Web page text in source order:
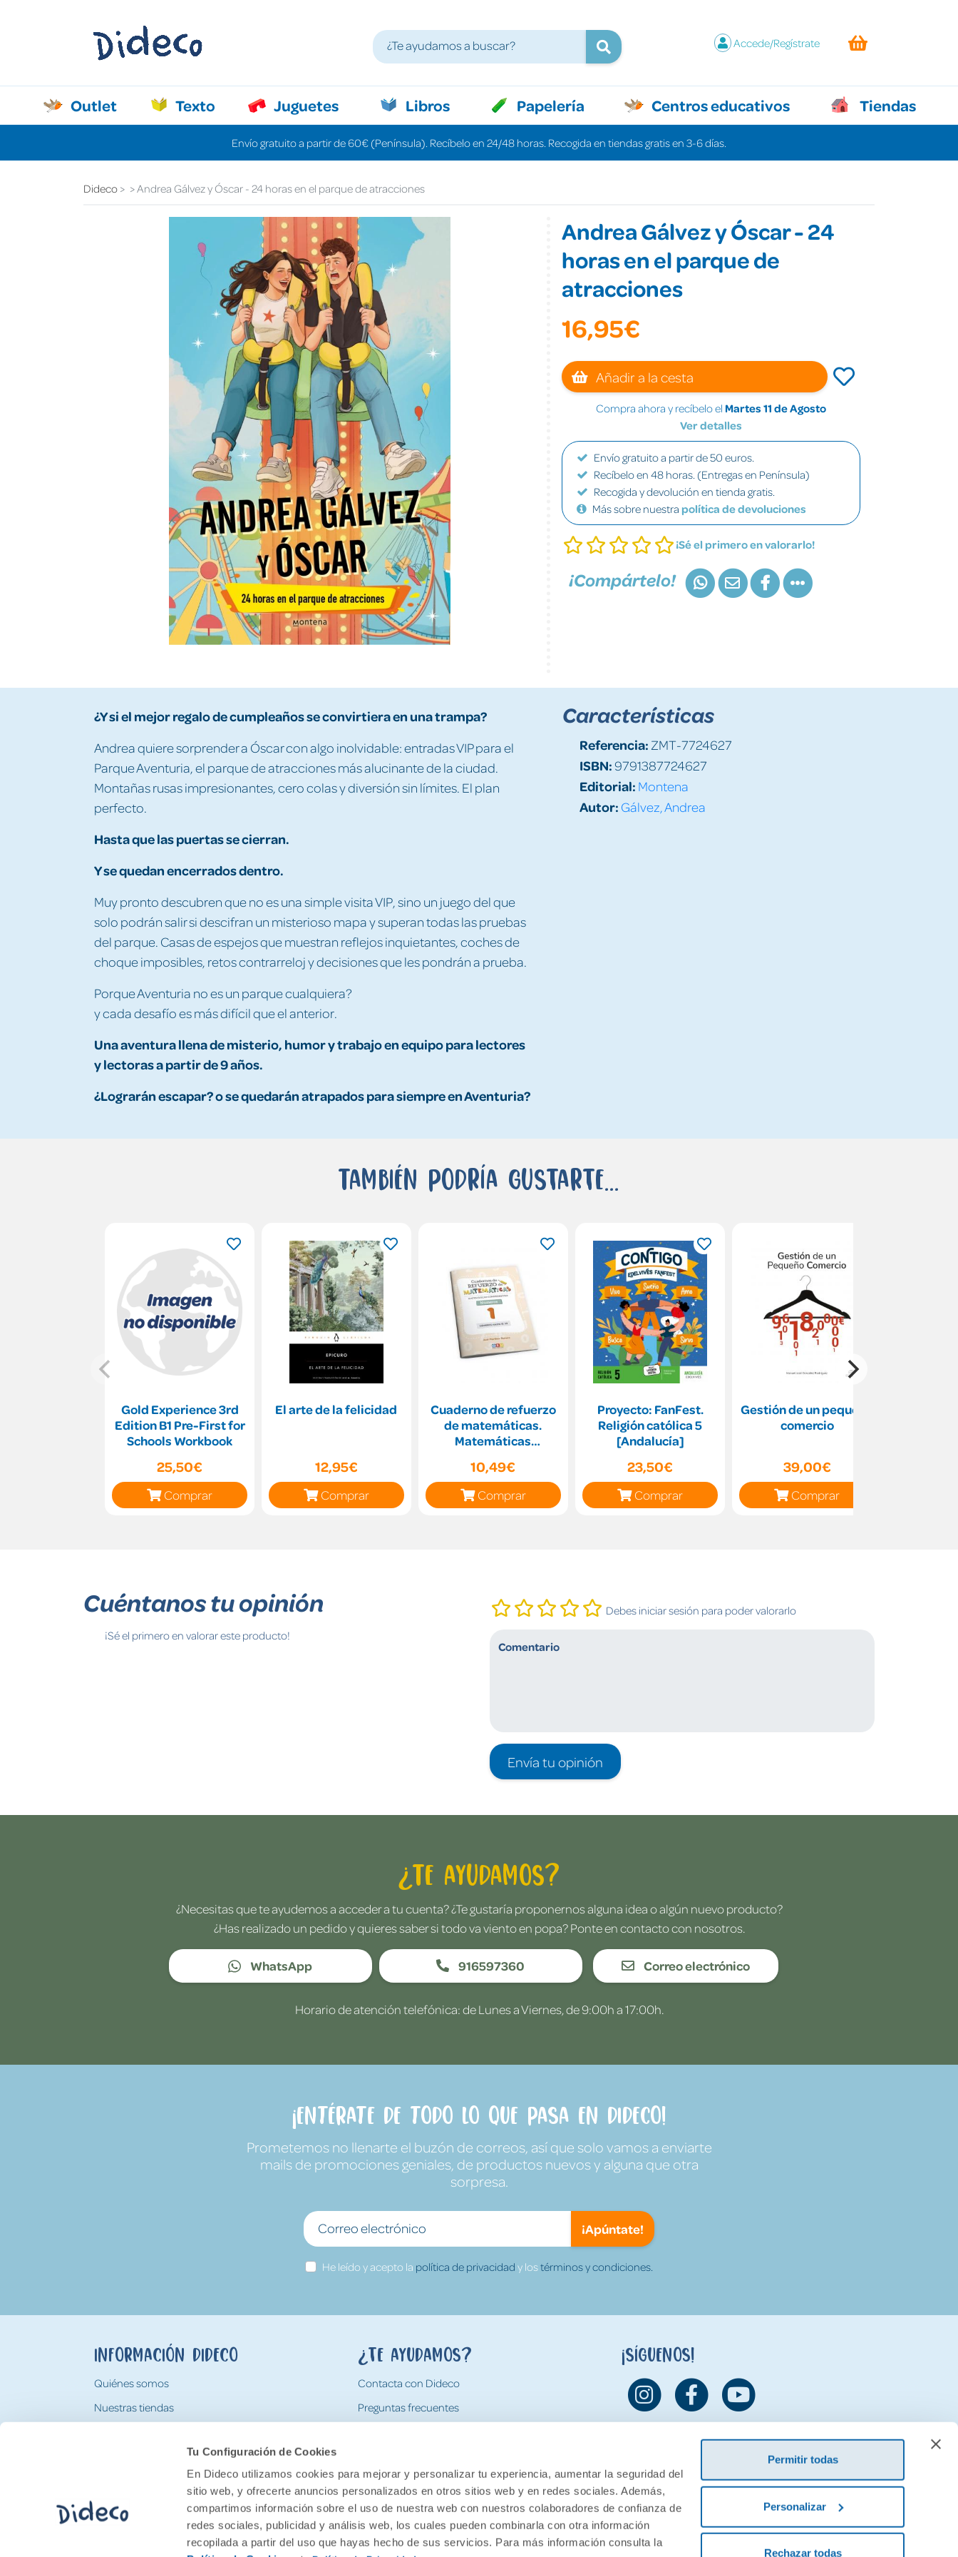
Tu Configuración de Cookies
En Dideco utilizamos cookies para mejorar y personalizar tu experiencia, aumentar la seguridad del
sitio web, y ofrecerte anuncios personalizados en otros sitios web y en redes sociales. Además,
compartimos información sobre el uso de nuestra web con nuestros colaboradores de confianza de
redes sociales, publicidad y análisis web, los cuales pueden combinarla con otra información
recopilada a partir del uso que hayas hecho de sus servicios. Para más información consulta la
Permitir todas
Personalizar
Rechazar todas
Accede/Regístrate
Outlet Texto Juguetes Libros Papelería Centros educativos Tiendas
Envío gratuito a partir de 60€ (Península). Recíbelo en 24/48 horas. Recogida en tiendas gratis en 3-6 días.
Dideco Andrea Gálvez y Óscar - 24 horas en el parque de atracciones
Andrea Gálvez y Óscar - 24
horas en el parque de
atracciones
16,95€
Añadir a la cesta
Compra ahora y recíbelo el Martes 11 de Agosto
Ver detalles
Envío gratuito a partir de 50 euros.
Recíbelo en 48 horas. (Entregas en Península)
Recogida y devolución en tienda gratis.
Más sobre nuestra política de devoluciones
¡Sé el primero en valorarlo!
¡Compártelo!
¿Y si el mejor regalo de cumpleaños se convirtiera en una trampa?
Andrea quiere sorprender a Óscar con algo inolvidable: entradas VIP para el
Parque Aventuria, el parque de atracciones más alucinante de la ciudad.
Montañas rusas impresionantes, cero colas y diversión sin límites. El plan
perfecto.
Hasta que las puertas se cierran.
Y se quedan encerrados dentro.
Muy pronto descubren que no es una simple visita VIP, sino un juego del que
solo podrán salir si descifran un misterioso mapa y superan todas las pruebas
del parque. Casas de espejos que muestran reflejos inquietantes, coches de
choque imposibles, retos contrarreloj y decisiones que les pondrán a prueba.
Porque Aventuria no es un parque cualquiera?
y cada desafío es más difícil que el anterior.
Una aventura llena de misterio, humor y trabajo en equipo para lectores
y lectoras a partir de 9 años.
¿Lograrán escapar? o se quedarán atrapados para siempre en Aventuria?
Características
Referencia: ZMT-7724627
ISBN:9791387724627
Editorial: Montena
Autor: Gálvez, Andrea
También podría gustarte...
Gold Experience 3rd
Edition B1 Pre-First for
Schools Workbook
25,50€
Comprar
El arte de la felicidad
12,95€
Comprar
Cuaderno de refuerzo
de matemáticas.
Matemáticas
Números 1
10,49€
Comprar
Proyecto: FanFest.
Religión católica 5
[Andalucía]
23,50€
Comprar
Gestión de un pequeño
comercio
39,00€
Comprar
Cuéntanos tu opinión
¡Sé el primero en valorar este producto!
Debes iniciar sesión para poder valorarlo
Envía tu opinión
¿Te ayudamos?
¿Necesitas que te ayudemos a acceder a tu cuenta? ¿Te gustaría proponernos alguna idea o algún nuevo producto?
¿Has realizado un pedido y quieres saber si todo va viento en popa? Ponte en contacto con nosotros.
WhatsApp 916597360 Correo electrónico
Horario de atención telefónica: de Lunes a Viernes, de 9:00h a 17:00h.
¡Entérate de todo lo que pasa en Dideco!
Prometemos no llenarte el buzón de correos, así que solo vamos a enviarte
mails de promociones geniales, de productos nuevos y alguna que otra
sorpresa.
¡Apúntate!
He leído y acepto la política de privacidad y lostérminos y condiciones.
Información Dideco
Quiénes somos
Nuestras tiendas
Tarjeta Regalo Dideco
¿Te ayudamos?
Contacta con Dideco
Preguntas frecuentes
Devoluciones
¡Síguenos!